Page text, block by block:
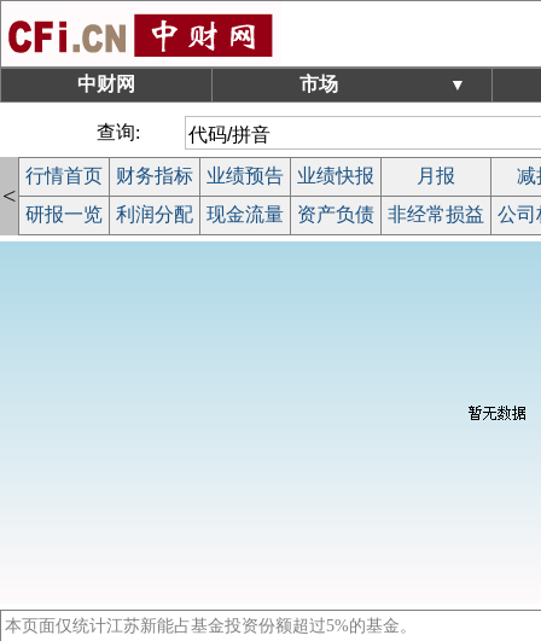
中财网 市场 ▼
查询:
<
行情首页 财务指标 业绩预告 业绩快报 月报
减
研报一览
利润分配 现金流量 资产负债 非经常损益 公司
本页面仅统计江苏新能占基金投资份额超过5%的基金。